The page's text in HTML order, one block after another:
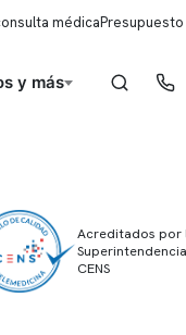
médica
y más
Acreditados por
CENS